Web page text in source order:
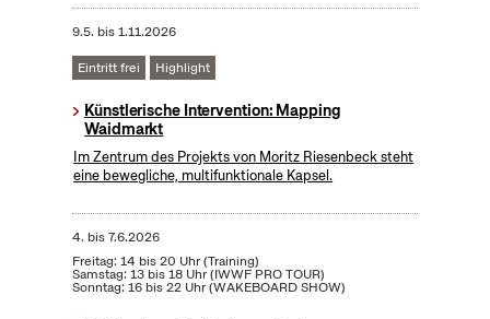
9.5. bis1.11.2026
Eintritt frei Highlight
Künstlerische Intervention: Mapping
Waidmarkt
Im Zentrum des Projekts von Moritz Riesenbeck steht
eine bewegliche, multifunktionale Kapsel.
4. bis7.6.2026
Freitag: 14 bis 20 Uhr (Training)
Samstag: 13 bis 18 Uhr (IWWF PRO TOUR)
Sonntag: 16 bis 22 Uhr (WAKEBOARD SHOW)